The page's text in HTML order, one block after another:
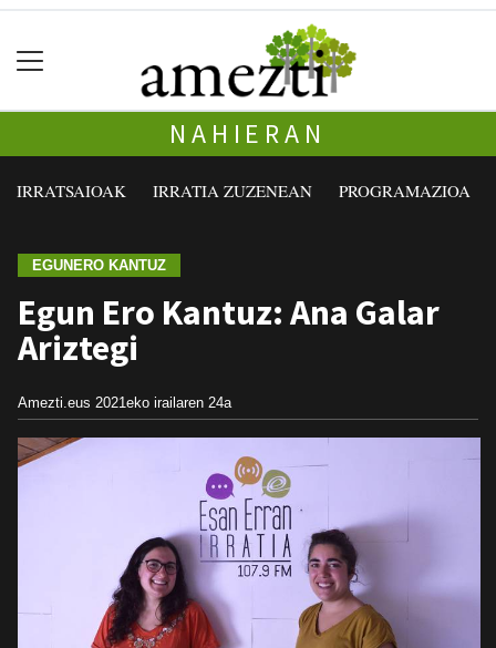
NAHIERAN
IRRATSAIOAK IRRATIA ZUZENEAN PROGRAMAZIOA
EGUNERO KANTUZ
Egun Ero Kantuz: Ana Galar
Ariztegi
Amezti.eus 2021eko irailaren 24a